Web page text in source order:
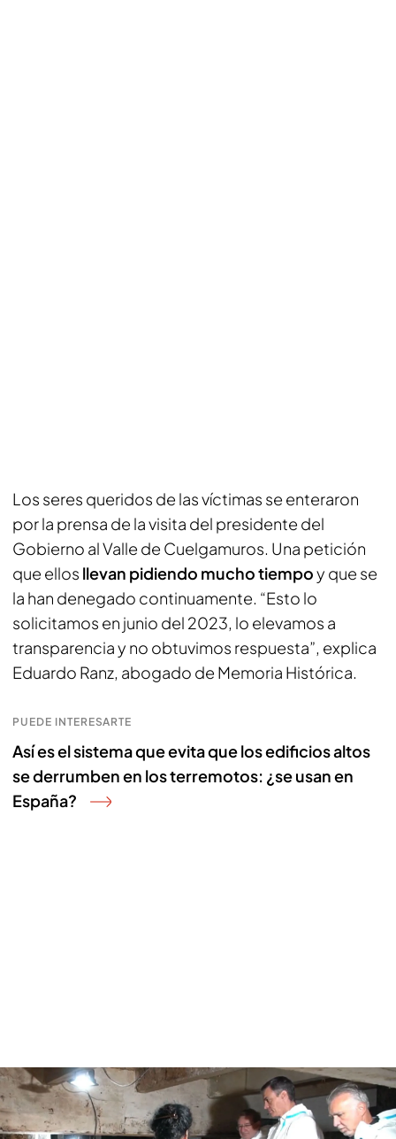
Los seres queridos de las víctimas se enteraron
por la prensa de la visita del presidente del
Gobierno al Valle de Cuelgamuros. Una petición
que ellos llevan pidiendo mucho tiempoy que se
la han denegado continuamente. “Esto lo
solicitamos en junio del 2023, lo elevamos a
transparencia y no obtuvimos respuesta”, explica
Eduardo Ranz, abogado de Memoria Histórica.
PUEDE INTERESARTE
Así es el sistema que evita que los edificios altos
se derrumben en los terremotos: ¿se usan en
España?
Pedro Sánchez visita el Valle de Cuelgamuros por sorpresa para
contemplar el trabajo de los forenses